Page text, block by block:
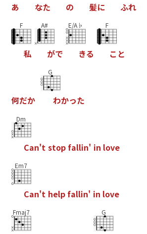
あ なた の 髪に ふれ
F
私
A#
がで
E/A♭
きる
F
こ と
何だか
G
わかった
Dm
Can't stopfallin' in love
Em7
Can't helpfallin' in love
Fmaj7 G